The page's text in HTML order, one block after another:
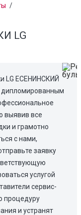
/
LG
LG ЕСЕНИНСКИЙ
дипломированным
выявив все
и грамотно
с нами,
заявку
услугой
сервис-
процедуру
и устранят